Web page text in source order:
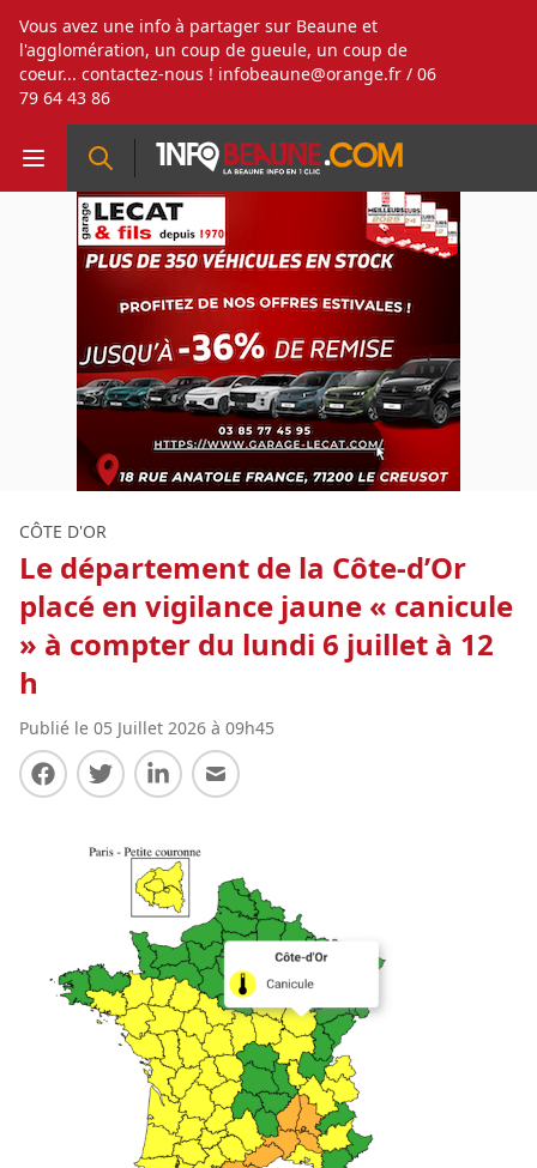
Vous avez une info à partager sur Beaune et
l'agglomération, un coup de gueule, un coup de
coeur... contactez-nous ! infobeaune@orange.fr / 06
79 64 43 86
CÔTE D'OR
Le département de la Côte-d’Or
placé en vigilance jaune « canicule
» à compter du lundi 6 juillet à 12
h
Publié le 05 Juillet 2026 à 09h45
Partager sur Facebook
Partager sur Twitter
Partager sur LinkedIn
Partager par E-mail